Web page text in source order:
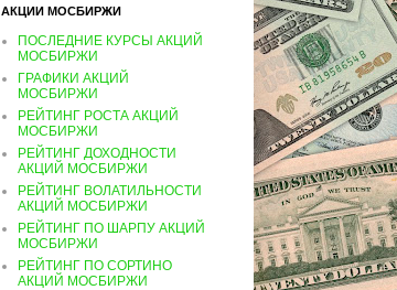
АКЦИИ МОСБИРЖИ
ПОСЛЕДНИЕ КУРСЫ АКЦИЙ
МОСБИРЖИ
ГРАФИКИ АКЦИЙ
МОСБИРЖИ
РЕЙТИНГ РОСТА АКЦИЙ
МОСБИРЖИ
РЕЙТИНГ ДОХОДНОСТИ
АКЦИЙ МОСБИРЖИ
РЕЙТИНГ ВОЛАТИЛЬНОСТИ
АКЦИЙ МОСБИРЖИ
РЕЙТИНГ ПО ШАРПУ АКЦИЙ
МОСБИРЖИ
РЕЙТИНГ ПО СОРТИНО
АКЦИЙ МОСБИРЖИ